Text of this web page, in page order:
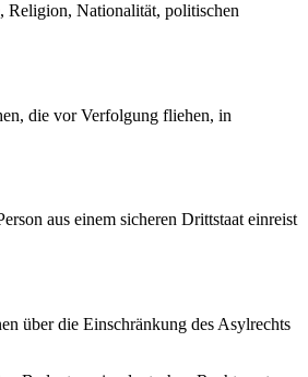
Religion, Nationalität, politischen
die vor Verfolgung fliehen, in
aus einem sicheren Drittstaat einreist
über die Einschränkung des Asylrechts